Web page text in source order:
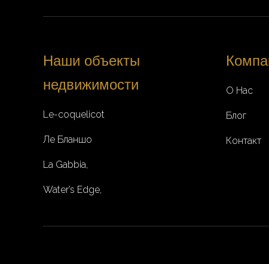
Наши объекты
недвижимости
Le-coquelicot
Ле Бланшо
La Gabbia,
Water’s Edge,
О Нас
Блог
Контакт